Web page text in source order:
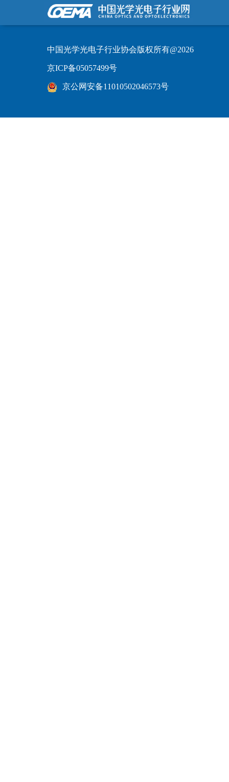
中国光学光电子行业协会版权所有@2026
京ICP备05057499号
京公网安备11010502046573号